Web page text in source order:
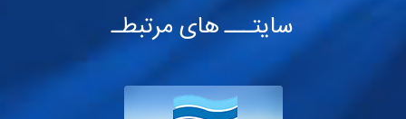
سایتـــ های مرتبطـ